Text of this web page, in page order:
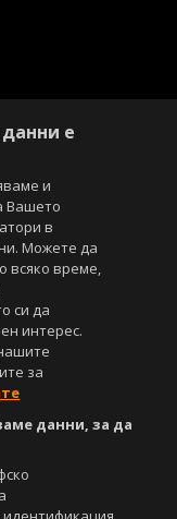
е
и
Вашето
в
Можете да
всяко време,
си да
интерес.
за
данни, за да